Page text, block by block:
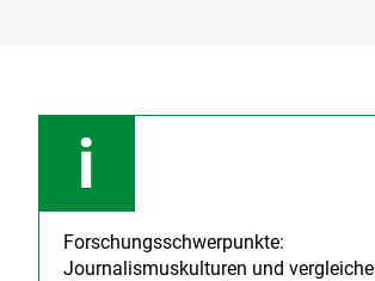
Forschungsschwerpunkte:
Journalismuskulturen und